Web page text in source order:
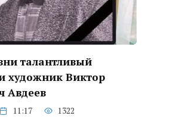
талантливый
художник Виктор
Авдеев
11:17 1322